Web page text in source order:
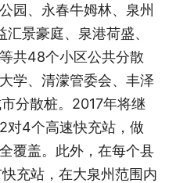
园、永春牛姆林、泉州
景豪庭、泉港荷盛、
共48个小区公共分散
学、清濛管委会、丰泽
分散桩。2017年将继
对4个高速快充站，做
覆盖。此外，在每个县
充站，在大泉州范围内